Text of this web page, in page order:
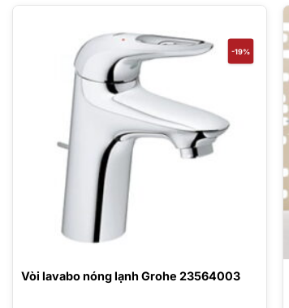
11.513.000 ₫.
-19%
Vòi lavabo nóng lạnh Grohe 23564003